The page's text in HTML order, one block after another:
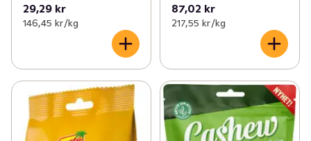
29,29 kr
146,45 kr /kg
87,02 kr
217,55 kr /kg